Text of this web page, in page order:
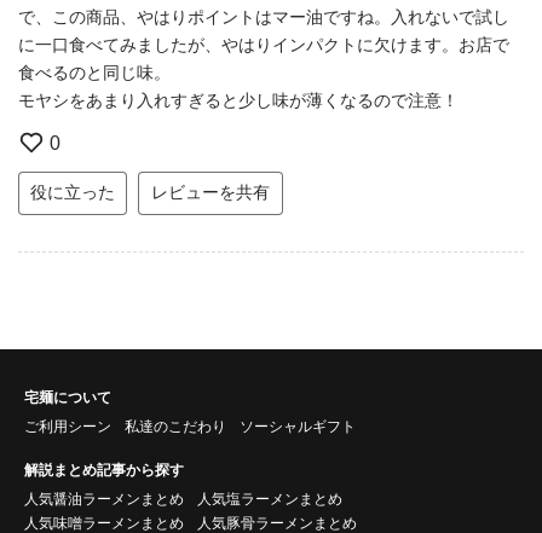
で、この商品、やはりポイントはマー油ですね。入れないで試し
に一口食べてみましたが、やはりインパクトに欠けます。お店で
食べるのと同じ味。
モヤシをあまり入れすぎると少し味が薄くなるので注意！
0
役に立った レビューを共有
宅麺について
ご利用シーン
私達のこだわり ソーシャルギフト
解説まとめ記事から探す
人気醤油ラーメンまとめ
人気塩ラーメンまとめ
人気味噌ラーメンまとめ
人気豚骨ラーメンまとめ